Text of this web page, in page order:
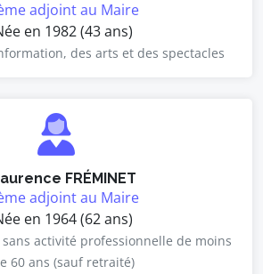
adjoint au Maire
en 1982 (43 ans)
des arts et des spectacles
FRÉMINET
adjoint au Maire
en 1964 (62 ans)
activité professionnelle de moins
60 ans (sauf retraité)